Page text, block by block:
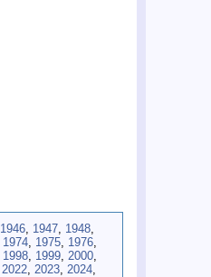
1946, 1947, 1948,
1974, 1975, 1976,
1998, 1999, 2000,
2022, 2023, 2024,